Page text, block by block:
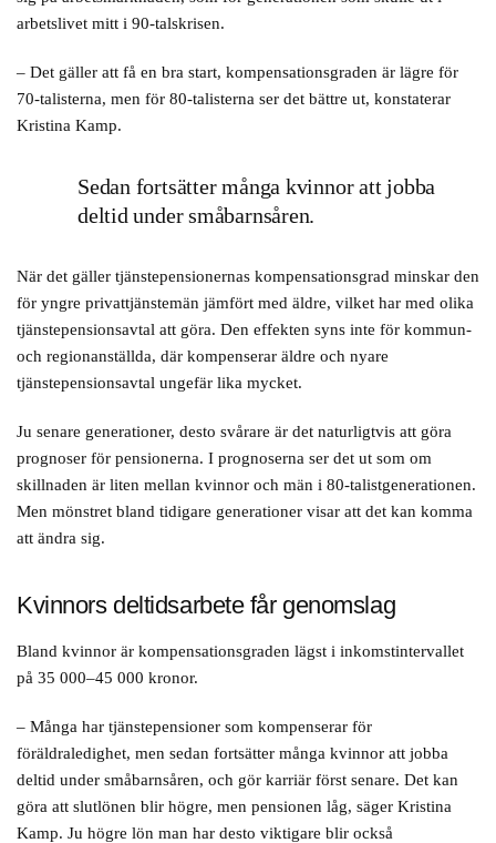
arbetslivet mitt i 90-talskrisen.
– Det gäller att få en bra start, kompensationsgraden är lägre för
70-talisterna, men för 80-talisterna ser det bättre ut, konstaterar
Kristina Kamp.
Sedan fortsätter många kvinnor att jobba
deltid under småbarnsåren.
När det gäller tjänstepensionernas kompensationsgrad minskar den
för yngre privattjänstemän jämfört med äldre, vilket har med olika
tjänstepensionsavtal att göra. Den effekten syns inte för kommun-
och regionanställda, där kompenserar äldre och nyare
tjänstepensionsavtal ungefär lika mycket.
Ju senare generationer, desto svårare är det naturligtvis att göra
prognoser för pensionerna. I prognoserna ser det ut som om
skillnaden är liten mellan kvinnor och män i 80-talistgenerationen.
Men mönstret bland tidigare generationer visar att det kan komma
att ändra sig.
Kvinnors deltidsarbete får genomslag
Bland kvinnor är kompensationsgraden lägst i inkomstintervallet
på 35 000–45 000 kronor.
– Många har tjänstepensioner som kompenserar för
föräldraledighet, men sedan fortsätter många kvinnor att jobba
deltid under småbarnsåren, och gör karriär först senare. Det kan
göra att slutlönen blir högre, men pensionen låg, säger Kristina
Kamp. Ju högre lön man har desto viktigare blir också